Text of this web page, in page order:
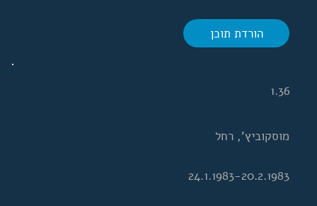
הורדת תוכן
24.1.1983-20.2.1983
מוסקוביץ', רחל
1.36